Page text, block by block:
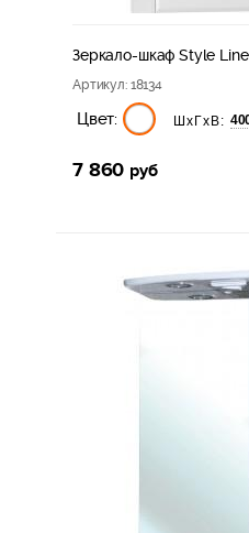
Зеркало-шкаф Style
Артикул: 18134
Цвет: ШхГхВ:
7 860 руб